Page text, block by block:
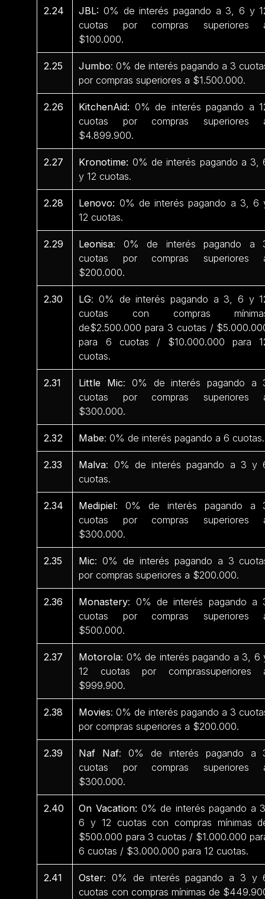
2.24 JBL: 0% de interés pagando a 3, 6 y
cuotas por compras superiores
$100.000.
2.25 Jumbo: 0% de interés pagando a 3
por compras superiores a $1.500.000.
2.26 KitchenAid: 0% de interés pagando a
cuotas por compras superiores
$4.899.900.
2.27 Kronotime: 0% de interés pagando a 3,
y 12 cuotas.
2.28 Lenovo: 0% de interés pagando a 3, 6
12 cuotas.
2.29 Leonisa: 0% de interés pagando a
cuotas por compras superiores
$200.000.
2.30 LG: 0% de interés pagando a 3, 6 y
cuotas con compras
de$2.500.000 para 3 cuotas /
para 6 cuotas / $10.000.000 para
cuotas.
2.31 Little Mic: 0% de interés pagando a
cuotas por compras superiores
$300.000.
2.32 Mabe: 0% de interés pagando a 6 cuotas.
2.33 Malva: 0% de interés pagando a 3 y
cuotas.
2.34 Medipiel: 0% de interés pagando a
cuotas por compras superiores
$300.000.
2.35 Mic: 0% de interés pagando a 3
por compras superiores a $200.000.
2.36 Monastery: 0% de interés pagando a
cuotas por compras superiores
$500.000.
2.37 Motorola: 0% de interés pagando a 3, 6
12 cuotas por comprassuperiores
$999.900.
2.38 Movies: 0% de interés pagando a 3
por compras superiores a $200.000.
2.39 Naf Naf: 0% de interés pagando a
cuotas por compras superiores
$300.000.
2.40 On Vacation: 0% de interés pagando a
6 y 12 cuotas con compras mínimas
$500.000 para 3 cuotas / $1.000.000
6 cuotas / $3.000.000 para 12 cuotas.
2.41 Oster: 0% de interés pagando a 3 y
cuotas con compras mínimas de